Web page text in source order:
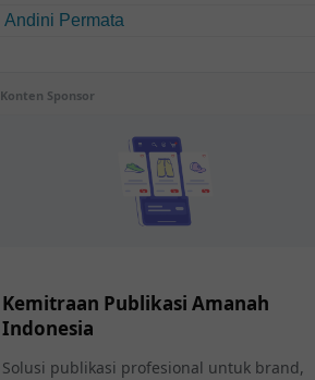
Andini Permata
Konten Sponsor
Kemitraan Publikasi Amanah
Indonesia
Solusi publikasi profesional untuk brand,